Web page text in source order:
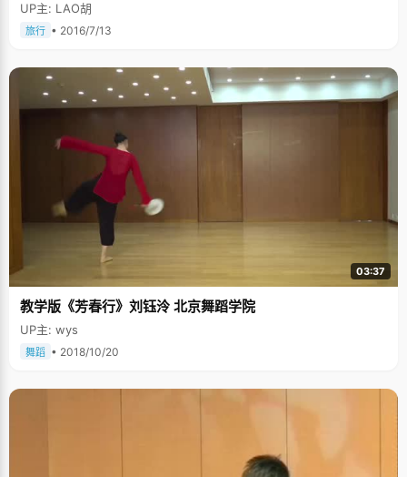
UP主: LAO胡
旅行 • 2016/7/13
03:37
教学版《芳春行》刘钰泠 北京舞蹈学院
UP主: wys
舞蹈 • 2018/10/20